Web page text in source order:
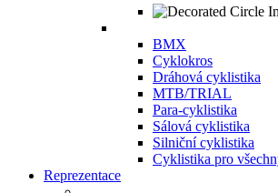
BMX
Cyklokros
Dráhová cyklistika
MTB/TRIAL
Para-cyklistika
Sálová cyklistika
Silniční cyklistika
Cyklistika pro
Reprezentace